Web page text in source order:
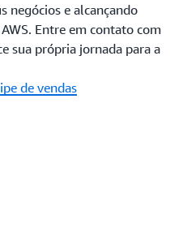
a possibilidade de
de estoque por meio
e da análise do
identificar quais
de serem vendidos,
negócios e alcançando
Entre em contato com
sua própria jornada para a
de vendas